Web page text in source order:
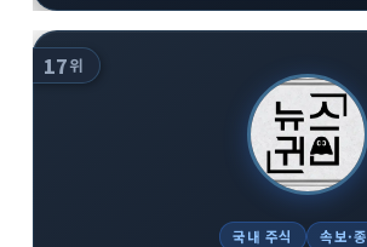
17위
국내 주식 속보·